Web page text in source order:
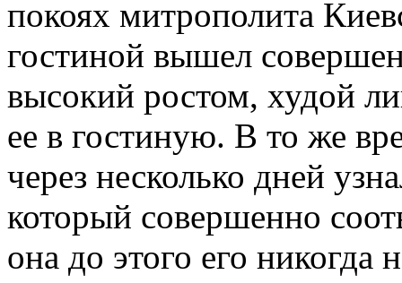
покоях митрополита
гостиной вышел
высокий ростом, худой
ее в гостиную. В то же
через несколько дней
который совершенно
она до этого его никогда